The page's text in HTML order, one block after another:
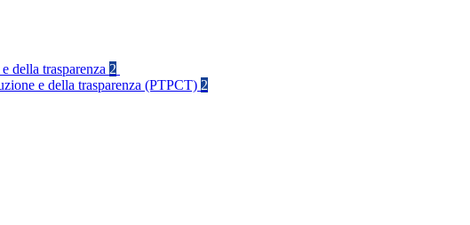
della trasparenza 2
e della trasparenza (PTPCT) 2